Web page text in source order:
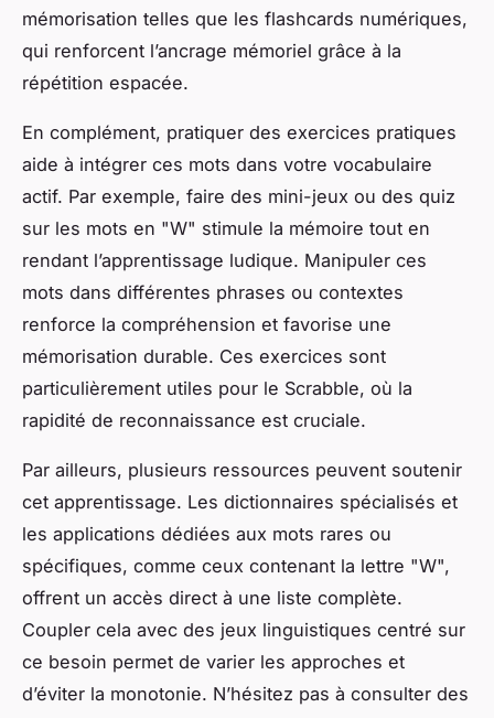
mémorisation telles que les flashcards numériques,
qui renforcent l’ancrage mémoriel grâce à la
répétition espacée.
En complément, pratiquer des exercices pratiques
aide à intégrer ces mots dans votre vocabulaire
actif. Par exemple, faire des mini-jeux ou des quiz
sur les mots en "W" stimule la mémoire tout en
rendant l’apprentissage ludique. Manipuler ces
mots dans différentes phrases ou contextes
renforce la compréhension et favorise une
mémorisation durable. Ces exercices sont
particulièrement utiles pour le Scrabble, où la
rapidité de reconnaissance est cruciale.
Par ailleurs, plusieurs ressources peuvent soutenir
cet apprentissage. Les dictionnaires spécialisés et
les applications dédiées aux mots rares ou
spécifiques, comme ceux contenant la lettre "W",
offrent un accès direct à une liste complète.
Coupler cela avec des jeux linguistiques centré sur
ce besoin permet de varier les approches et
d’éviter la monotonie. N’hésitez pas à consulter des